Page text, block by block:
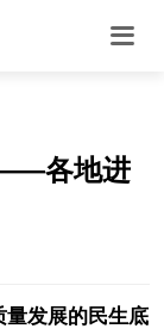
各地进
量发展的民生底